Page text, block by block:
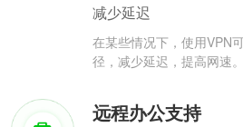
减少延迟
在某些情况下，使用VPN
径，减少延迟，提高网速。
远程办公支持